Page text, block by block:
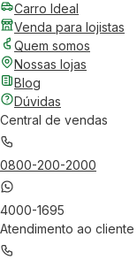
Carro Ideal
Venda para lojistas
Quem somos
Nossas lojas
Blog
Dúvidas
Central de vendas
0800-200-2000
4000-1695
Atendimento ao cliente